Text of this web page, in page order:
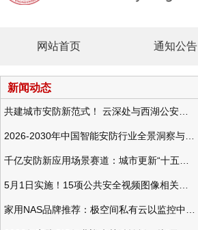
网站首页 通知公告
新闻动态